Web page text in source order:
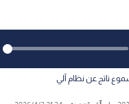
ناتج عن نظام آلي